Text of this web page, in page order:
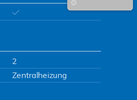
2
Zentralheizung